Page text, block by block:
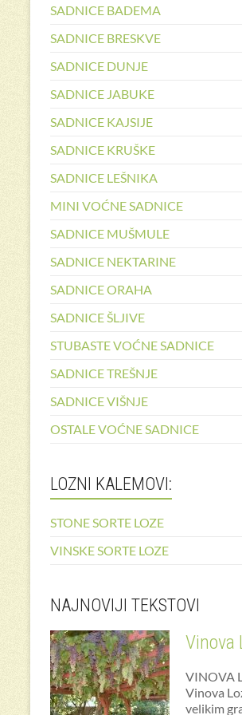
SADNICE BADEMA
SADNICE BRESKVE
SADNICE DUNJE
SADNICE JABUKE
SADNICE KAJSIJE
SADNICE KRUŠKE
SADNICE LEŠNIKA
MINI VOĆNE SADNICE
SADNICE MUŠMULE
SADNICE NEKTARINE
SADNICE ORAHA
SADNICE ŠLJIVE
STUBASTE VOĆNE SADNICE
SADNICE TREŠNJE
SADNICE VIŠNJE
OSTALE VOĆNE SADNICE
LOZNI KALEMOVI:
STONE SORTE LOZE
VINSKE SORTE LOZE
NAJNOVIJI TEKSTOVI
Vinova
VINOVA
Vinova
velikim